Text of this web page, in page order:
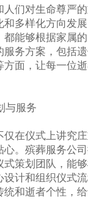
人们对生命尊严
和多样化方向发
都能够根据家属
服务方案，包括
面，让每一位
与服务
在仪式上讲究
。殡葬服务公
策划团队，能
计和组织仪式
和逝者个性，